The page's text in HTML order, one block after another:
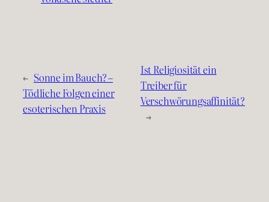
← Sonne im Bauch? –
Tödliche Folgen einer
esoterischen Praxis
Ist Religiosität ein
Treiber für
Verschwörungsaffinität?
→